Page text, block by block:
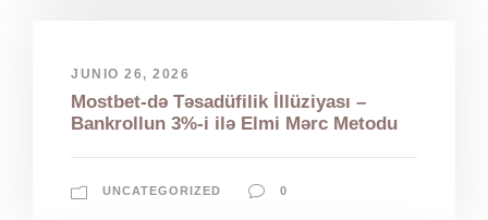
JUNIO 26, 2026
Mostbet-də Təsadüfilik İllüziyası –
Bankrollun 3%-i ilə Elmi Mərc Metodu
UNCATEGORIZED 0